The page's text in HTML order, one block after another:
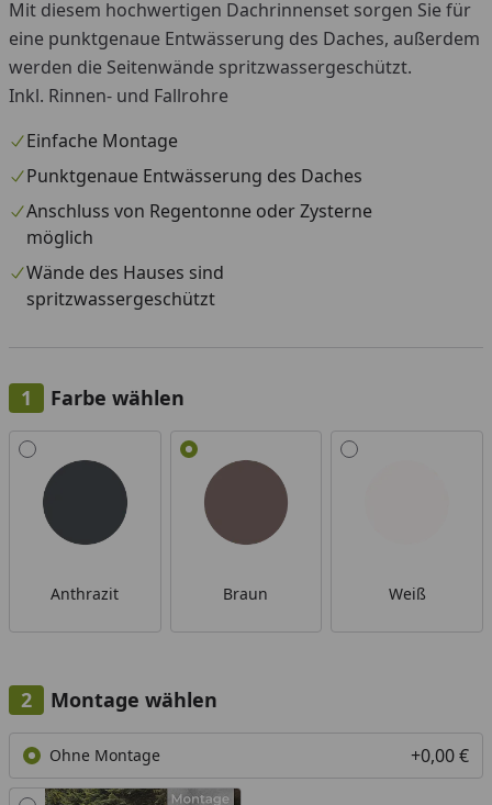
Mit diesem hochwertigen Dachrinnenset sorgen Sie für
eine punktgenaue Entwässerung des Daches, außerdem
werden die Seitenwände spritzwassergeschützt.
Inkl. Rinnen- und Fallrohre
Einfache Montage
Punktgenaue Entwässerung des Daches
Anschluss von Regentonne oder Zysterne
möglich
Wände des Hauses sind
spritzwassergeschützt
Farbe wählen
Alle anzeigen (3)
Anthrazit Braun Weiß
Montage wählen
Ohne Montage +0,00 €